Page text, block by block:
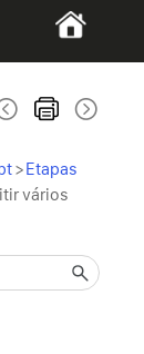
>Etapas
vários